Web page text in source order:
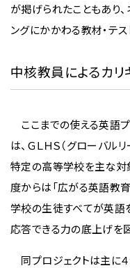
が掲げられたこともあり
ングにかかわる教材・テ
中核教員によるカリ
ここまでの使える英語
は、ＧＬＨＳ（グローバル
特定の高等学校を主な対
度からは「広がる英語教
学校の生徒すべてが英語
応答できる力の底上げを
同プロジェクトは主に